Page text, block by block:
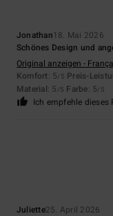
Jonathan18. Mai 2026
Schönes Design und
Original anzeigen -
Komfort: 5/5 Preis-
Material: 5 /5 Farbe: 5/5
Ich empfehle dieses
Juliette25. April 2026